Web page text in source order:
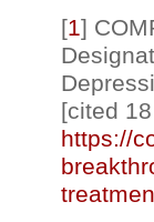
[1]
[cited
https://